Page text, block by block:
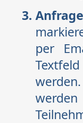
per